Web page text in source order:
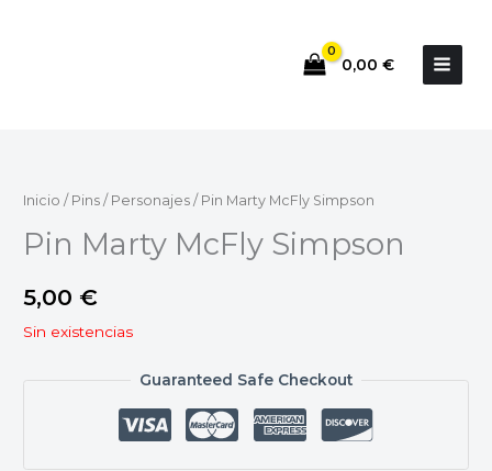
0,00 €
Inicio / Pins / Personajes / Pin Marty McFly Simpson
Pin Marty McFly Simpson
5,00 €
Sin existencias
Guaranteed Safe Checkout